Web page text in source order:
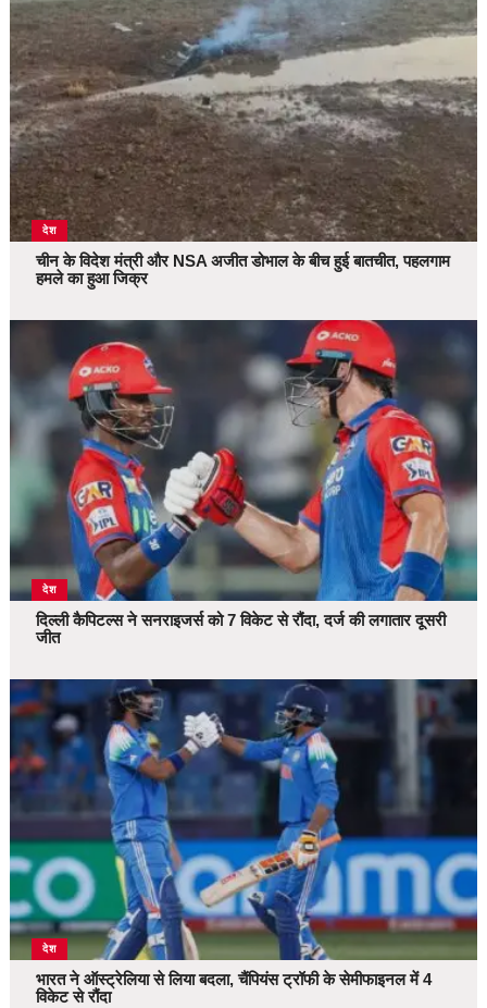
देश
चीन के विदेश मंत्री और NSA अजीत डोभाल के बीच हुई बातचीत, पहलगाम
हमले का हुआ जिक्र
देश
दिल्ली कैपिटल्स ने सनराइजर्स को 7 विकेट से रौंदा, दर्ज की लगातार दूसरी
जीत
देश
भारत ने ऑस्ट्रेलिया से लिया बदला, चैंपियंस ट्रॉफी के सेमीफाइनल में 4
विकेट से रौंदा